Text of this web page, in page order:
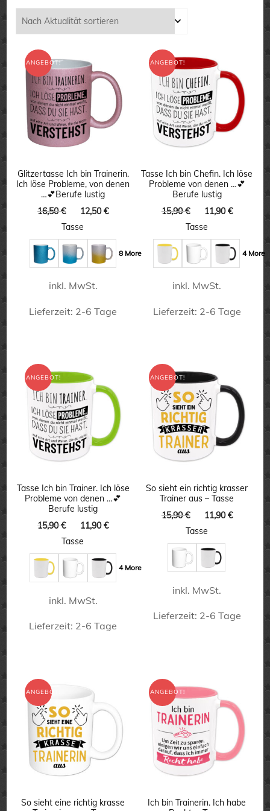
sortiert
ANGEBOT!
Glitzertasse Ich bin Trainerin.
Ich löse Probleme, von denen
…💕Berufe lustig
16,50€
Ursprünglicher
Preis
16,50 €
12,50€
12,50 €.
Tasse
8 More
inkl. MwSt.
Lieferzeit: 2-6 Tage
weist
mehrere
Varianten
auf.
Die
können
auf
der
Produktseite
gewählt
werden
ANGEBOT!
Tasse Ich bin Chefin. Ich löse
Probleme von denen …💕
Berufe lustig
15,90€
Ursprünglicher
Preis
15,90 €
11,90€
11,90 €.
Tasse
4 More
inkl. MwSt.
Lieferzeit: 2-6 Tage
weist
mehrere
Varianten
auf.
Die
können
auf
der
Produktseite
gewählt
ANGEBOT!
Tasse Ich bin Trainer. Ich löse
Probleme von denen …💕
Berufe lustig
15,90€
Ursprünglicher
Preis
15,90 €
11,90€
11,90 €.
Tasse
4 More
inkl. MwSt.
Lieferzeit: 2-6 Tage
mehrere
Varianten
auf.
Die
Optionen
können
ANGEBOT!
So sieht ein richtig krasser
Trainer aus – Tasse
15,90€
Ursprünglicher
Preis
15,90 €
11,90€
11,90 €.
Tasse
inkl. MwSt.
Lieferzeit: 2-6 Tage
mehrere
Varianten
auf.
Die
Optionen
auf
ANGEBOT!
So sieht eine richtig krasse
ANGEBOT!
Ich bin Trainerin. Ich habe